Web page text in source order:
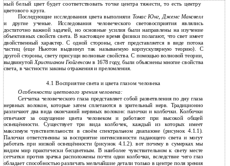
ный белый цвет будет соответствовать точке центра тяжести, то есть центру
цветового круга.
Последующие исследования цвета выполняли Томас Юнг, Джемс Максвелл
и другие ученые. Исследования человеческого световосприятия являлись
достаточно важной задачей, но основные усилия были направлены на изучение
объективных свойств света. В настоящее время физики полагают, что свет имеет
двойственный характер. С одной стороны, свет представляется в виде потока
частиц (еще Ньютон выдвинул так называемую корпускулярную теорию). С
другой стороны, свету присущи волновые свойства. С помощью волновой теории,
выдвинутой Христианом Гюйгенсомв 1678 году, были объяснены многие свойства
света, в частности законы отражения и преломления.
4.1 Восприятие света и цвета глазом человека
Особенности цветового зрения человека:
Сетчатка человеческого глаза представляет собой разветвления по дну глаза
нервных волокон, которые затем сплетаются в зрительный нерв. Традиционно
различают два вида окончаний нервных волокон: палочки и колбочки. Колбочки
отвечают за ощущение цвета человеком и работают при высокой общей
освещённости. Существует три вида колбочек, каждый из которых имеет
максимум чувствительности в своём спектральном диапазоне (рисунок 4.1.1).
Палочки ответственны за восприятие интенсивности падающего света и могут
работать при низкой освещённости (рисунок 4.1.2). вот почему в сумерках мы
видим мир практически бесцветным. В наиболее чувствительном к свету месте
сетчатки против зрачка расположены почти одни колбочки, вследствие чего глаз
обладает способностью различать мельчайшие детали только в центре поля зрения